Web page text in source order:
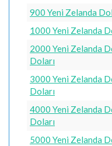
900 Yeni Zelanda
1000 Yeni Zelanda
2000 Yeni Zelanda
Doları
3000 Yeni Zelanda
Doları
4000 Yeni Zelanda
Doları
5000 Yeni Zelanda